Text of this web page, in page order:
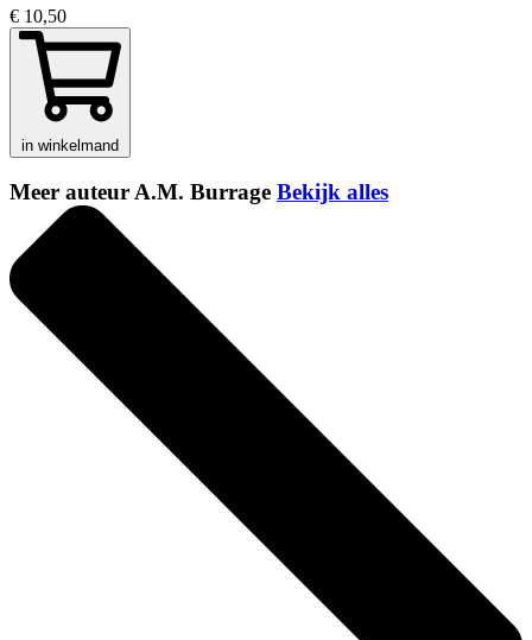
€ 10,50
in winkelmand
Meer auteur A.M. Burrage Bekijk alles